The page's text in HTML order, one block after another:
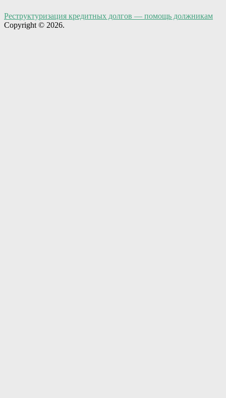
Реструктуризация кредитных долгов — помощь должникам
Copyright © 2026.